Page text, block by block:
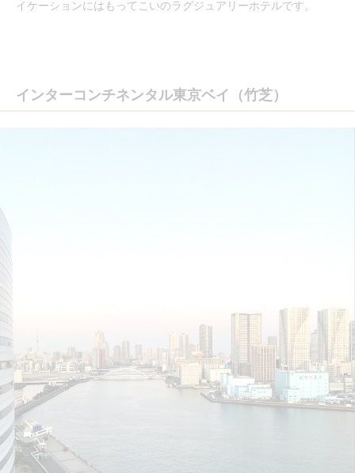
イケーションにはもってこいのラグジュアリーホテルです。
インターコンチネンタル東京ベイ（竹芝）